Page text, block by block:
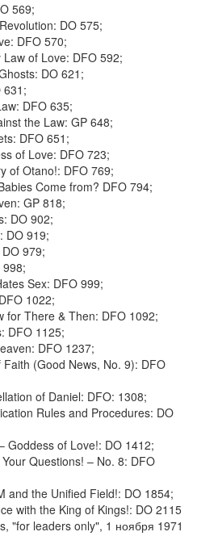
569;
DO 575;
DFO 570;
Law of Love: DFO 592;
DO 621;
631;
DFO 635;
the Law: GP 648;
DFO 651;
of Love: DFO 723;
of Otano!: DFO 769;
Come from? DFO 794;
GP 818;
DO 902;
DO 919;
979;
998;
Sex: DFO 999;
1022;
for There & Then: DFO 1092;
DFO 1125;
DFO 1237;
Faith (Good News, No. 9): DFO
of Daniel: DFO: 1308;
Rules and Procedures: DO
Goddess of Love!: DO 1412;
Questions! – No. 8: DFO
and the Unified Field!: DO 1854;
with the King of Kings!: DO 2115
"for leaders only", 1 ноября 1971